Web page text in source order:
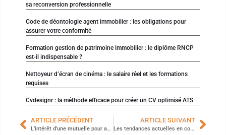
sa reconversion professionnelle
Code de déontologie agent immobilier : les obligations pour
assurer votre conformité
Formation gestion de patrimoine immobilier : le diplôme RNCP
est-il indispensable ?
Nettoyeur d’écran de cinéma : le salaire réel et les formations
requises
Cvdesignr : la méthode efficace pour créer un CV optimisé ATS
ARTICLE PRÉCÉDENT
L’intérêt d’une mutuelle pour autoentrepreneurs
ARTICLE SUIVANT
Les tendances actuelles en communication santé pour les professionnels